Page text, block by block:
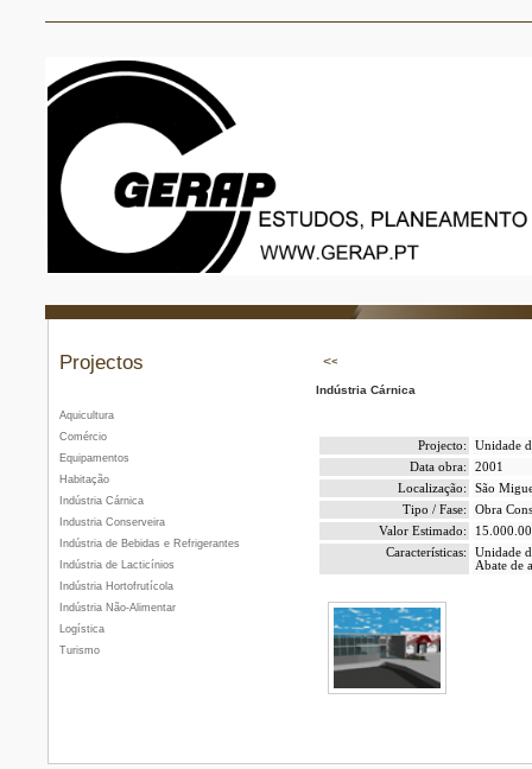
Projectos
Aquicultura
Comércio
Equipamentos
Habitação
Indústria Cárnica
Industria Conserveira
Indústria de Bebidas e Refrigerantes
Indústria de Lacticínios
Indústria Hortofrutícola
Indústria Não-Alimentar
Logística
Turismo
Indústria Cárnica
Projecto:
Unidade
Data obra:
2001
Localização:
São
Tipo / Fase:
Obra
Valor Estimado:
Características:
Unidade
Abate de